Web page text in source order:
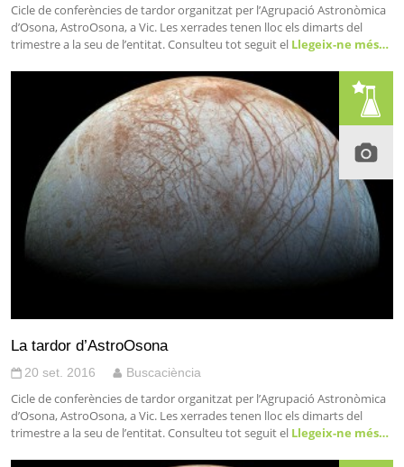
Cicle de conferències de tardor organitzat per l’Agrupació Astronòmica
d’Osona, AstroOsona, a Vic. Les xerrades tenen lloc els dimarts del
trimestre a la seu de l’entitat. Consulteu tot seguit el Llegeix-ne més…
La tardor d’AstroOsona
20 set. 2016 Buscaciència
Cicle de conferències de tardor organitzat per l’Agrupació Astronòmica
d’Osona, AstroOsona, a Vic. Les xerrades tenen lloc els dimarts del
trimestre a la seu de l’entitat. Consulteu tot seguit el Llegeix-ne més…